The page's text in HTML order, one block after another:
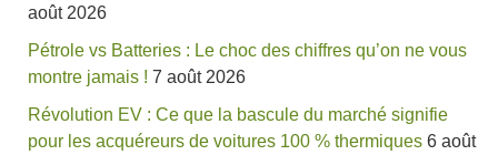
août 2026
Pétrole vs Batteries : Le choc des chiffres qu’on ne vous
montre jamais ! 7 août 2026
Révolution EV : Ce que la bascule du marché signifie
pour les acquéreurs de voitures 100 % thermiques 6 août